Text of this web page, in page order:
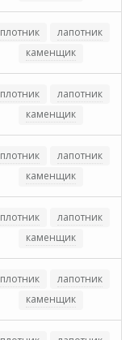
плотник
лапотник
каменщик
плотник
лапотник
каменщик
плотник
лапотник
каменщик
плотник
лапотник
каменщик
плотник
лапотник
каменщик